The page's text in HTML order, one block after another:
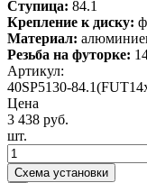
Ступица: 84.1
Крепление к диску:
Материал:
Резьба на футорке:
Артикул:
40SP5130-
Цена
3 438 руб.
шт.
Схема установки